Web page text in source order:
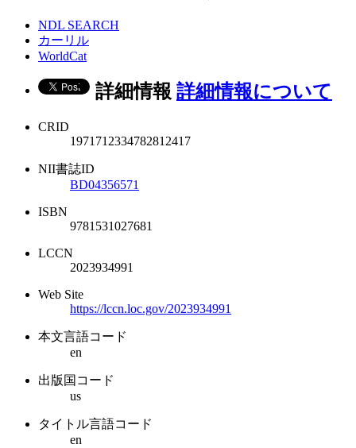
NDL SEARCH
カーリル
WorldCat
詳細情報 詳細情報について
CRID
1971712334782812417
NII書誌ID
BD04356571
ISBN
9781531027681
LCCN
2023934991
Web Site
https://lccn.loc.gov/2023934991
本文言語コード
en
出版国コード
us
タイトル言語コード
en